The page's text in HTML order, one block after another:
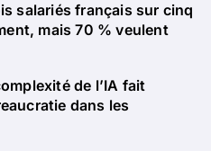
salariés français sur cinq
mais 70 % veulent
de l’IA fait
dans les